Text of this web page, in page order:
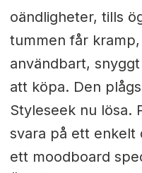
oändligheter, tills
tummen får
användbart,
att köpa. Den
Styleseek nu lösa.
svara på ett enkelt
ett moodboard